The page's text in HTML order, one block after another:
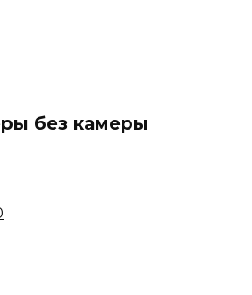
без камеры